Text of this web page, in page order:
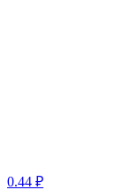
0.44 ₽